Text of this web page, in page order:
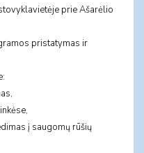
prie Ašarėlio
pristatymas ir
į saugomų rūšių